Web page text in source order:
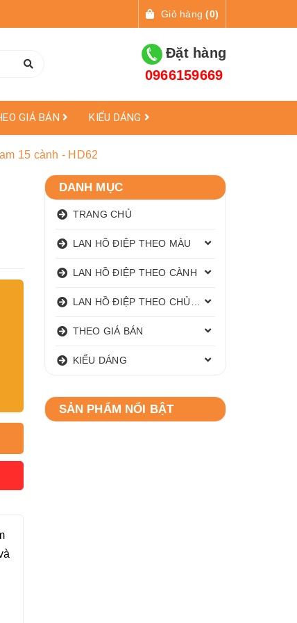
Giỏ hàng (0)
Đặt hàng
0966159669
GIÁ BÁN KIỂU DÁNG
15 cành - HD62
DANH MỤC
TRANG CHỦ
LAN HỒ ĐIỆP THEO MÀU
LAN HỒ ĐIỆP THEO CÀNH
LAN HỒ ĐIỆP THEO CHỦ ĐỀ
THEO GIÁ BÁN
KIỂU DÁNG
SẢN PHẨM NỔI BẬT